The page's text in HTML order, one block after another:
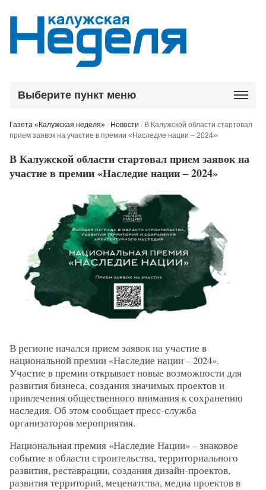
Выберите пункт меню
Газета «Калужская неделя» / Новости / В Калужской области стартовал
прием заявок на участие в премии «Наследие нации – 2024»
В Калужской области стартовал прием заявок на
участие в премии «Наследие нации – 2024»
В регионе начался прием заявок на участие в
национальной премии «Наследие нации – 2024».
Участие в премии открывает новые возможности для
развития бизнеса, создания значимых проектов и
привлечения общественного внимания к сохранению
наследия. Об этом сообщает пресс-служба
организаторов мероприятия.
Национальная премия «Наследие Нации» – знаковое
событие в области строительства, территориального
развития, реставрации, создания дизайн-проектов,
развития территорий, меценатства, медиа проектов в